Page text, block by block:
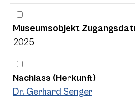
Museumsobjekt
2025
Nachlass (Herkunft)
Dr. Gerhard Senger